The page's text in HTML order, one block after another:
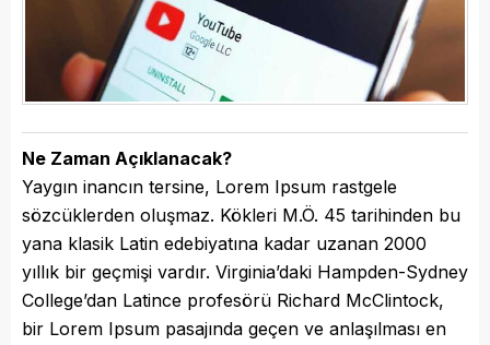
Ne Zaman Açıklanacak?
Yaygın inancın tersine, Lorem Ipsum rastgele
sözcüklerden oluşmaz. Kökleri M.Ö. 45 tarihinden bu
yana klasik Latin edebiyatına kadar uzanan 2000
yıllık bir geçmişi vardır. Virginia’daki Hampden-Sydney
College’dan Latince profesörü Richard McClintock,
bir Lorem Ipsum pasajında geçen ve anlaşılması en